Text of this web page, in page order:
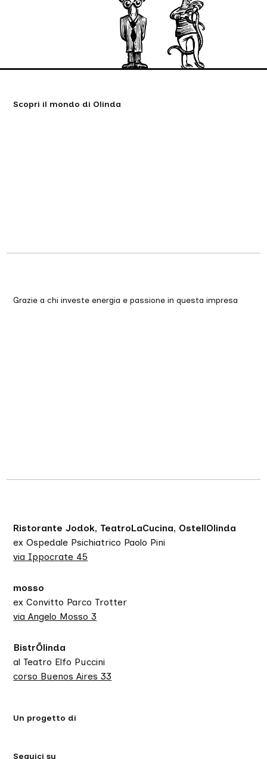
Scopri il mondo di Olinda
Grazie a chi investe energia e passione in questa impresa
Ristorante Jodok, TeatroLaCucina, OstellOlinda
ex Ospedale Psichiatrico Paolo Pini
via Ippocrate 45
mosso
ex Convitto Parco Trotter
via Angelo Mosso 3
BistrŌlinda
al Teatro Elfo Puccini
corso Buenos Aires 33
Un progetto di
Seguici su